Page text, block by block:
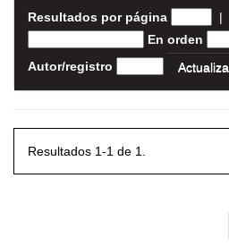
Resultados por página |
En orden
Autor/registro
Resultados 1-1 de 1.